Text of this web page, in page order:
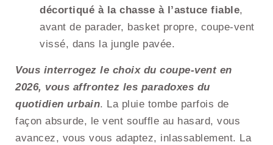
décortiqué à la chasse à l’astuce fiable,
avant de parader, basket propre, coupe-vent
vissé, dans la jungle pavée.
Vous interrogez le choix du coupe-vent en
2026, vous affrontez les paradoxes du
quotidien urbain. La pluie tombe parfois de
façon absurde, le vent souffle au hasard, vous
avancez, vous vous adaptez, inlassablement. La